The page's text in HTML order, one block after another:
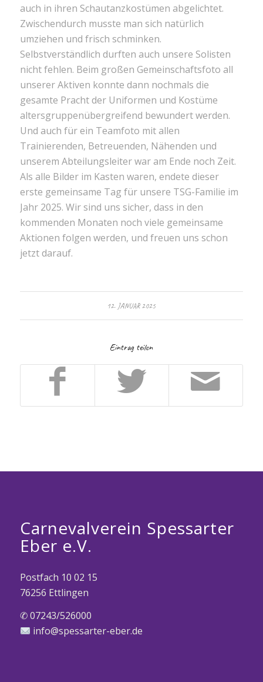
auch in ihren Schautanzkostümen abgelichtet.
Zwischendurch musste man sich natürlich
umziehen und frisch schminken.
Selbstverständlich durften auch unsere Solisten
nicht fehlen. Beim großen Gemeinschaftsfoto all
unserer Aktiven konnte dann nochmals die
gesamte Pracht der Uniformen und Kostüme
altersgruppenübergreifend bewundert werden.
Und auch für ein Teamfoto mit allen
Trainierenden, Betreuenden, Nähenden und
unserem Abteilungsleiter war am Ende noch Zeit.
Als alle Bilder im Kasten waren, endete dieser
erste gemeinsame Tag für unsere TSG-Familie im
Jahr 2025. Wir sind uns sicher, dass in den
kommenden Monaten noch viele gemeinsame
Aktionen folgen werden, und freuen uns schon
jetzt darauf.
12. JANUAR 2025
Eintrag teilen
Carnevalverein Spessarter
Eber e.V.
Postfach 10 02 15
76256 Ettlingen
✆ 07243/526000
info@spessarter-eber.de